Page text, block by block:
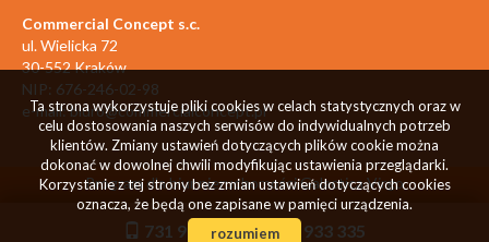
731 933 334 731 933 335
Commercial Concept s.c.
ul. Wielicka 72
30-552 Kraków
NIP: 676-246-02-98
e-mail:biuro@commercialconcept.pl
Program dla biur nieruchomościGalactica Virgo
Ta strona wykorzystuje pliki cookies w celach statystycznych oraz w
celu dostosowania naszych serwisów do indywidualnych potrzeb
klientów. Zmiany ustawień dotyczących plików cookie można
dokonać w dowolnej chwili modyfikując ustawienia przeglądarki.
Korzystanie z tej strony bez zmian ustawień dotyczących cookies
oznacza, że będą one zapisane w pamięci urządzenia.
rozumiem